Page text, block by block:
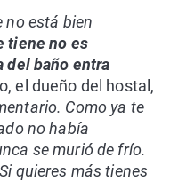
no está bien
tiene no es
del baño entra
el dueño del hostal,
Como ya te
no había
se murió de frío.
quieres más tienes